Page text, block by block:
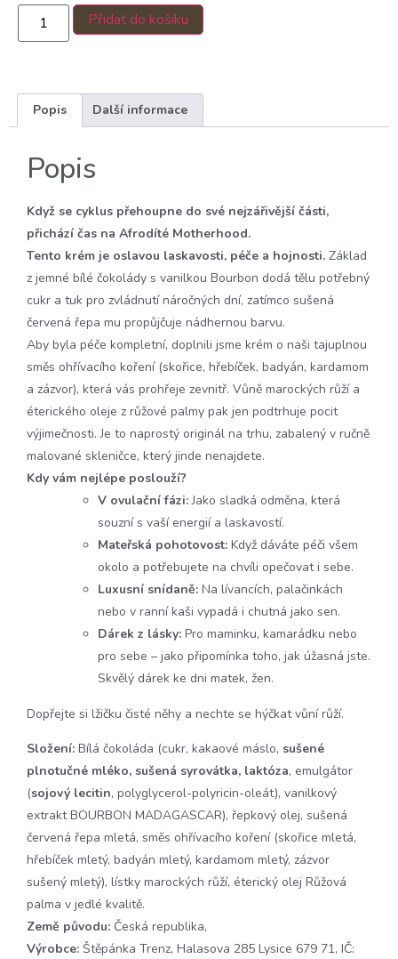
Přidat do košíku
Popis Další informace
Popis
Když se cyklus přehoupne do své nejzářivější části,
přichází čas na Afrodíté Motherhood.
Tento krém je oslavou laskavosti, péče a hojnosti. Základ
z jemné bílé čokolády s vanilkou Bourbon dodá tělu potřebný
cukr a tuk pro zvládnutí náročných dní, zatímco sušená
červená řepa mu propůjčuje nádhernou barvu.
Aby byla péče kompletní, doplnili jsme krém o naši tajuplnou
směs ohřívacího koření (skořice, hřebíček, badyán, kardamom
a zázvor), která vás prohřeje zevnitř. Vůně marockých růží a
éterického oleje z růžové palmy pak jen podtrhuje pocit
výjimečnosti. Je to naprostý originál na trhu, zabalený v ručně
malované skleničce, který jinde nenajdete.
Kdy vám nejlépe poslouží?
V ovulační fázi:Jako sladká odměna, která
souzní s vaší energií a laskavostí.
Mateřská pohotovost: Když dáváte péči všem
okolo a potřebujete na chvíli opečovat i sebe.
Luxusní snídaně: Na lívancích, palačinkách
nebo v ranní kaši vypadá i chutná jako sen.
Dárek z lásky: Pro maminku, kamarádku nebo
pro sebe – jako připomínka toho, jak úžasná jste.
Skvělý dárek ke dni matek, žen.
Dopřejte si lžičku čisté něhy a nechte se hýčkat vůní růží.
Složení: Bílá čokoláda (cukr, kakaové máslo, sušené
plnotučné mléko, sušená syrovátka, laktóza, emulgátor
(sojový lecitin, polyglycerol-polyricin-oleát), vanilkový
extrakt BOURBON MADAGASCAR), řepkový olej, sušená
červená řepa mletá, směs ohřívacího koření (skořice mletá,
hřebíček mletý, badyán mletý, kardamom mletý, zázvor
sušený mletý), lístky marockých růží, éterický olej Růžová
palma v jedlé kvalitě.
Země původu: Česká republika,
Výrobce: Štěpánka Trenz, Halasova 285 Lysice 679 71, IČ: